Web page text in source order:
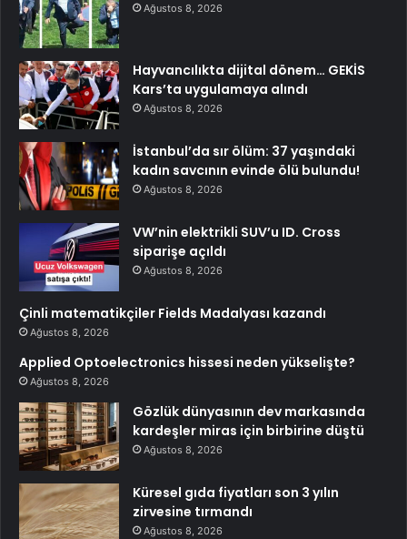
Ağustos 8, 2026
Hayvancılıkta dijital dönem… GEKİS
Kars’ta uygulamaya alındı
Ağustos 8, 2026
İstanbul’da sır ölüm: 37 yaşındaki
kadın savcının evinde ölü bulundu!
Ağustos 8, 2026
VW’nin elektrikli SUV’u ID. Cross
siparişe açıldı
Ağustos 8, 2026
Çinli matematikçiler Fields Madalyası kazandı
Ağustos 8, 2026
Applied Optoelectronics hissesi neden yükselişte?
Ağustos 8, 2026
Gözlük dünyasının dev markasında
kardeşler miras için birbirine düştü
Ağustos 8, 2026
Küresel gıda fiyatları son 3 yılın
zirvesine tırmandı
Ağustos 8, 2026